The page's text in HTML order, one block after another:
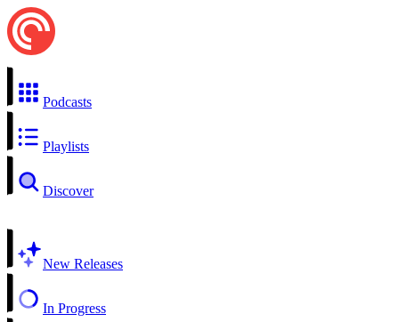
Podcasts
Playlists
Discover
New Releases
In Progress